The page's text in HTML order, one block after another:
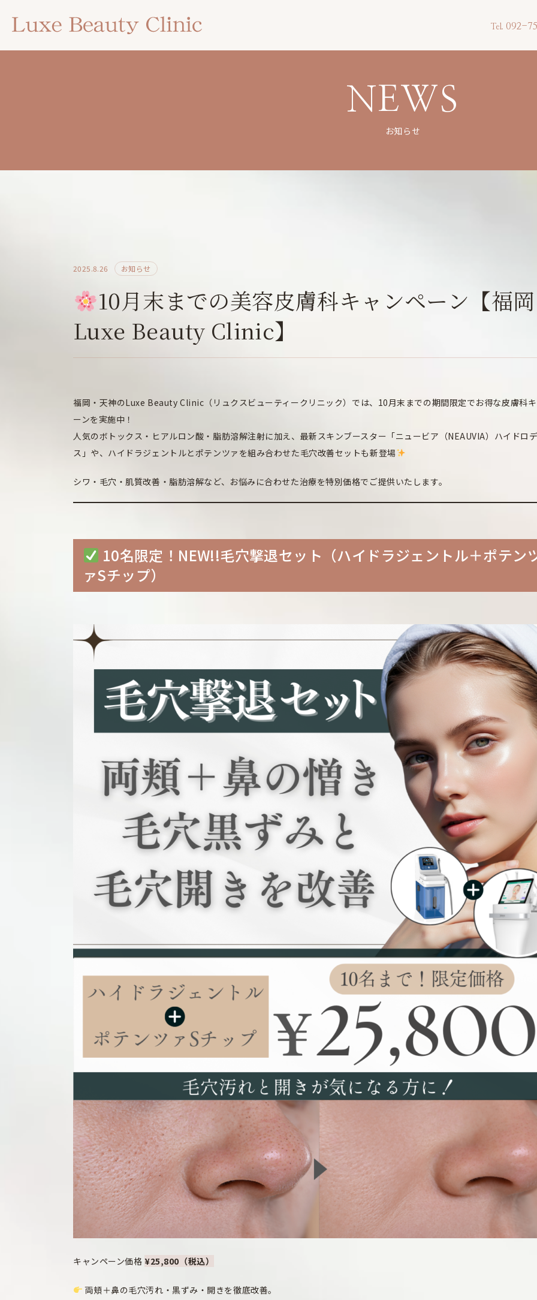
Tel. 092-
NEWS
お知らせ
2025.8.26 お知らせ
10月末までの美容皮膚科キャンペーン【福
Luxe Beauty Clinic】
福岡・天神のLuxe Beauty Clinic（リュクスビューティークリニック）では、10月末までの期間限定でお得な皮膚科
ーンを実施中！
人気のボトックス・ヒアルロン酸・脂肪溶解注射に加え、最新スキンブースター「ニュービア（NEAUVIA）ハイドロ
ス」や、ハイドラジェントルとポテンツァを組み合わせた毛穴改善セットも新登場
シワ・毛穴・肌質改善・脂肪溶解など、お悩みに合わせた治療を特別価格でご提供いたします。
10名限定！NEW!!毛穴撃退セット（ハイドラジェントル＋ポテン
ァSチップ）
キャンペーン価格¥25,800（税込）
両頬＋鼻の毛穴汚れ・黒ずみ・開きを徹底改善。